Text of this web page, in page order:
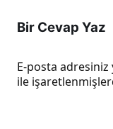
Bir Cevap Yaz
E-posta adresiniz
ile